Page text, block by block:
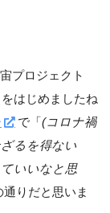
プロジェクト
をはじめましたね
で「(コロナ禍
るを得ない
いいなと思
りだと思いま